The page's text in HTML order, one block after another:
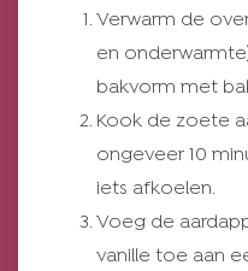
Verwarm de
en
bakvorm met
Kook de zoete
ongeveer 10
iets afkoelen.
Voeg de
vanille toe aan